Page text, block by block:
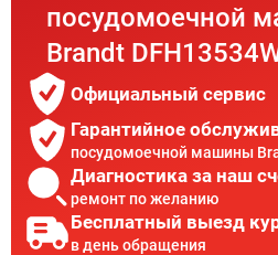
посудомоечной
Brandt
Официальный сервис
Гарантийное
посудомоечной машины
Диагностика за наш
ремонт по желанию
Бесплатный выезд
в день обращения